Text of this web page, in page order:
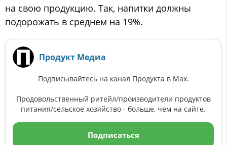
на свою продукцию. Так, напитки должны
подорожать в среднем на 19%.
Продукт Медиа
Подписывайтесь на канал Продукта в Max.
Продовольственный ритейл/производители продуктов
питания/сельское хозяйство - больше, чем на сайте.
Подписаться